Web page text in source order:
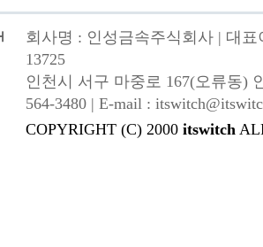
회사명 : 인성금속주식회사 | 대
13725
인천시 서구 마중로 167(오류동)
564-3480 | E-mail :
COPYRIGHT (C) 2000 itswitch